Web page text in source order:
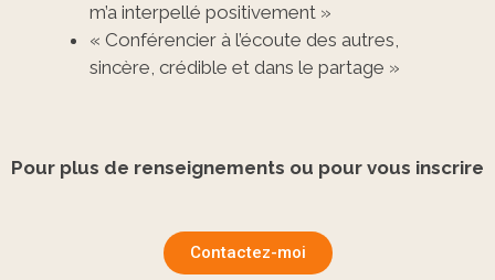
m’a interpellé positivement »
« Conférencier à l’écoute des autres,
sincère, crédible et dans le partage »
Pour plus de renseignements ou pour vous inscrire
Contactez-moi